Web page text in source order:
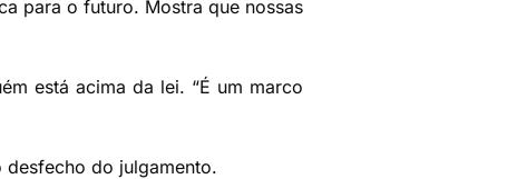
para o futuro. Mostra que nossas
está acima da lei. “É um marco
do julgamento.